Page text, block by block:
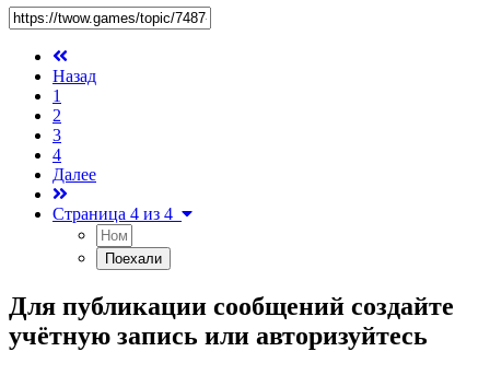
Назад
1
2
3
4
Далее
Страница 4 из 4
Для публикации сообщений создайте
учётную запись или авторизуйтесь